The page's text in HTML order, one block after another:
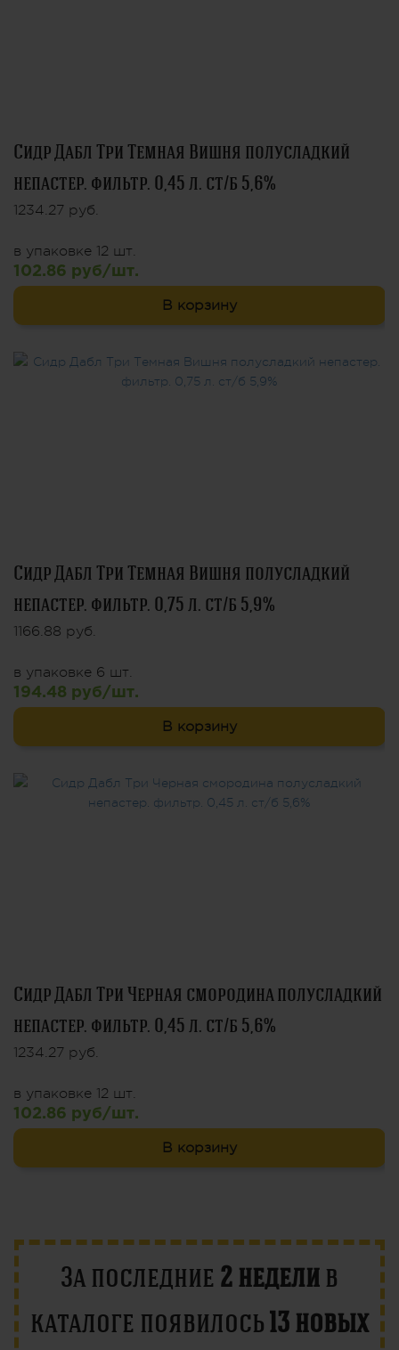
Сидр Дабл Три Темная Вишня полусладкий
непастер. фильтр. 0,45 л. ст/б 5,6%
1234.27 руб.
в упаковке 12 шт.
102.86 руб/шт.
В корзину
Сидр Дабл Три Темная Вишня полусладкий
непастер. фильтр. 0,75 л. ст/б 5,9%
1166.88 руб.
в упаковке 6 шт.
194.48 руб/шт.
В корзину
Сидр Дабл Три Черная смородина полусладкий
непастер. фильтр. 0,45 л. ст/б 5,6%
1234.27 руб.
в упаковке 12 шт.
102.86 руб/шт.
В корзину
За последние 2 недели в
каталоге появилось 13 новых